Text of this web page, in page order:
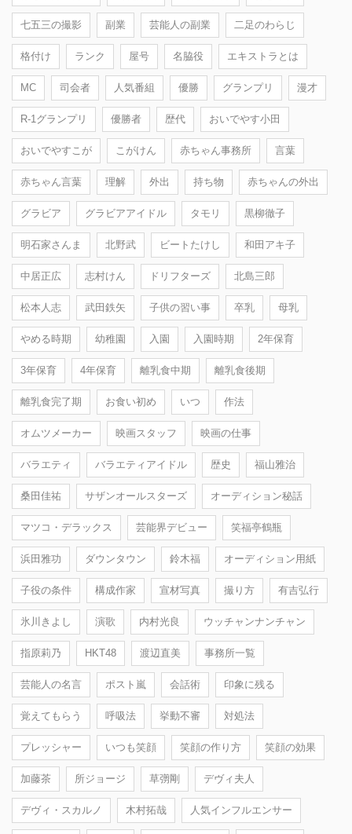
七五三の撮影 副業 芸能人の副業 二足のわらじ
格付け ランク 屋号 名脇役 エキストラとは
MC 司会者 人気番組 優勝 グランプリ 漫才
R-1グランプリ 優勝者 歴代 おいでやす小田
おいでやすこが こがけん 赤ちゃん事務所 言葉
赤ちゃん言葉 理解 外出 持ち物 赤ちゃんの外出
グラビア グラビアアイドル タモリ 黒柳徹子
明石家さんま 北野武 ビートたけし 和田アキ子
中居正広 志村けん ドリフターズ 北島三郎
松本人志 武田鉄矢 子供の習い事 卒乳 母乳
やめる時期 幼稚園 入園 入園時期 2年保育
3年保育 4年保育 離乳食中期 離乳食後期
離乳食完了期 お食い初め いつ 作法
オムツメーカー 映画スタッフ 映画の仕事
バラエティ バラエティアイドル 歴史 福山雅治
桑田佳祐 サザンオールスターズ オーディション秘話
マツコ・デラックス 芸能界デビュー 笑福亭鶴瓶
浜田雅功 ダウンタウン 鈴木福 オーディション用紙
子役の条件 構成作家 宣材写真 撮り方 有吉弘行
氷川きよし 演歌 内村光良 ウッチャンナンチャン
指原莉乃 HKT48 渡辺直美 事務所一覧
芸能人の名言 ポスト嵐 会話術 印象に残る
覚えてもらう 呼吸法 挙動不審 対処法
プレッシャー いつも笑顔 笑顔の作り方 笑顔の効果
加藤茶 所ジョージ 草彅剛 デヴィ夫人
デヴィ・スカルノ 木村拓哉 人気インフルエンサー